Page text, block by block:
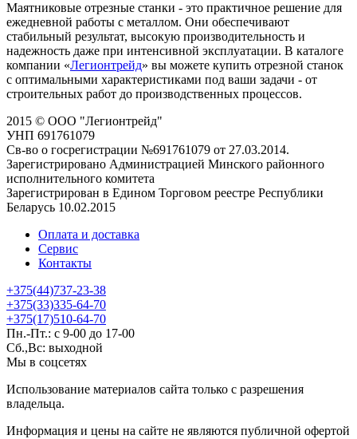
Маятниковые отрезные станки - это практичное решение для
ежедневной работы с металлом. Они обеспечивают
стабильный результат, высокую производительность и
надежность даже при интенсивной эксплуатации. В каталоге
компании «Легионтрейд» вы можете купить отрезной станок
с оптимальными характеристиками под ваши задачи - от
строительных работ до производственных процессов.
2015 © ООО "Легионтрейд"
УНП 691761079
Св-во о госрегистрации №691761079 от 27.03.2014.
Зарегистрировано Администрацией Минского районного
исполнительного комитета
Зарегистрирован в Едином Торговом реестре Республики
Беларусь 10.02.2015
Оплата и доставка
Сервис
Контакты
+375(44)737-23-38
+375(33)335-64-70
+375(17)510-64-70
Пн.-Пт.: с 9-00 до 17-00
Сб.,Вс: выходной
Мы в соцсетях
Использование материалов сайта только с разрешения
владельца.
Информация и цены на сайте не являются публичной офертой